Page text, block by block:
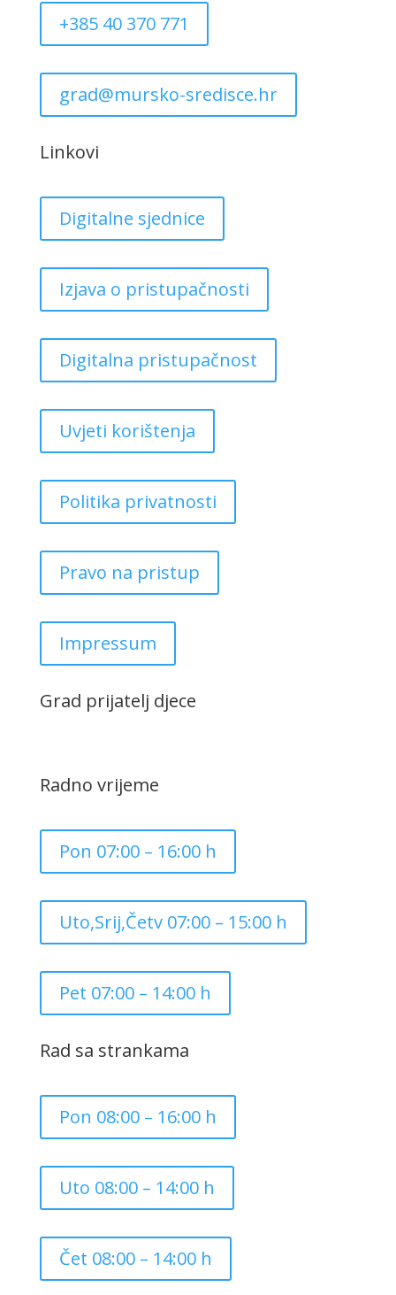
+385 40 370 771
grad@mursko-sredisce.hr
Linkovi
Digitalne sjednice
Izjava o pristupačnosti
Digitalna pristupačnost
Uvjeti korištenja
Politika privatnosti
Pravo na pristup
Impressum
Grad prijatelj djece
Radno vrijeme
Pon 07:00 – 16:00 h
Uto,Srij,Četv 07:00 – 15:00 h
Pet 07:00 – 14:00 h
Rad sa strankama
Pon 08:00 – 16:00 h
Uto 08:00 – 14:00 h
Čet 08:00 – 14:00 h